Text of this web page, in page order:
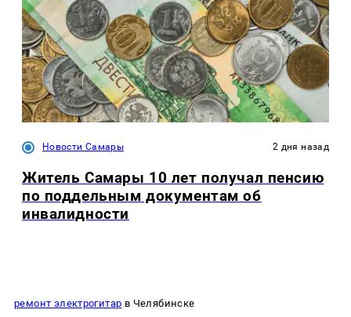
Новости Самары 2 дня назад
Житель Самары 10 лет получал пенсию
по поддельным документам об
инвалидности
ремонт электрогитар в Челябинске